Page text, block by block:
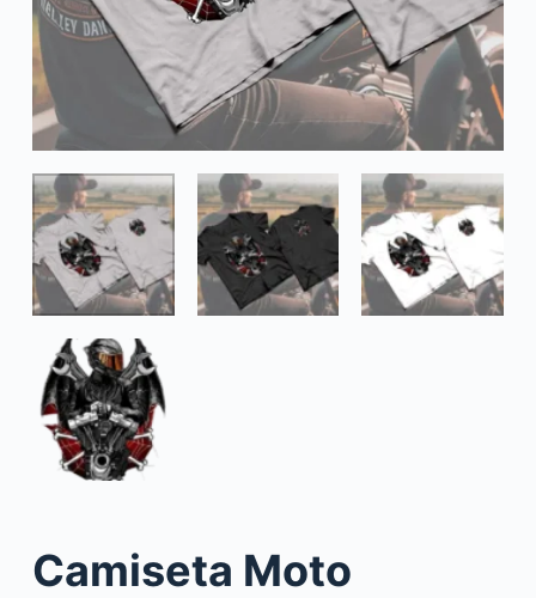
Camiseta Moto